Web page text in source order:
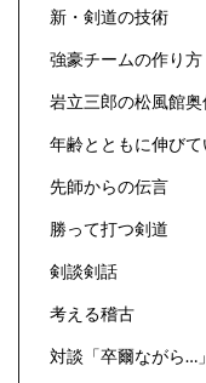
新・剣道の技術
強豪チームの作り方
岩立三郎の松風館奥
年齢とともに伸び
先師からの伝言
勝って打つ剣道
剣談剣話
考える稽古
対談「卒爾ながら…」